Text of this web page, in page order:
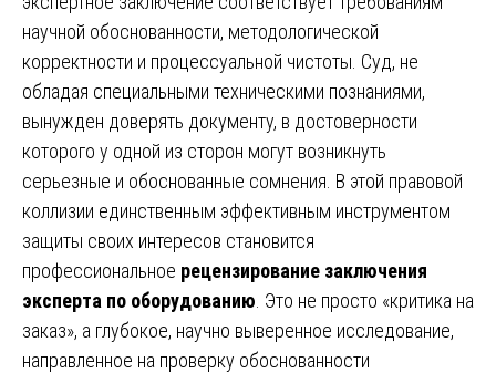
научной обоснованности, методологической
корректности и процессуальной чистоты. Суд, не
обладая специальными техническими познаниями,
вынужден доверять документу, в достоверности
которого у одной из сторон могут возникнуть
серьезные и обоснованные сомнения. В этой правовой
коллизии единственным эффективным инструментом
защиты своих интересов становится
профессиональное рецензирование заключения
эксперта по оборудованию . Это не просто «критика на
заказ», а глубокое, научно выверенное исследование,
направленное на проверку обоснованности